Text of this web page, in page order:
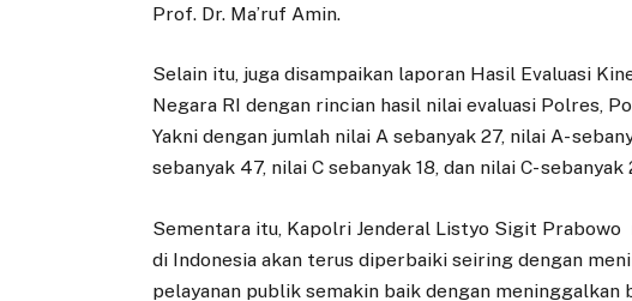
Prof. Dr. Ma’ruf Amin.
Selain itu, juga disampaikan laporan Hasil Evaluasi
Negara RI dengan rincian hasil nilai evaluasi Polres,
Yakni dengan jumlah nilai A sebanyak 27, nilai A-
sebanyak 47, nilai C sebanyak 18, dan nilai C- sebanyak
Sementara itu, Kapolri Jenderal Listyo Sigit Prabowo
di Indonesia akan terus diperbaiki seiring dengan
pelayanan publik semakin baik dengan meninggalkan